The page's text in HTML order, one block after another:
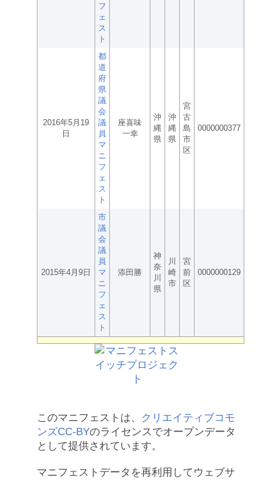
フ
ェ
ス
ト
2016年5月19
日
都
道
府
県
議
会
議
員
マ
ニ
フ
ェ
ス
ト
座喜味
一幸
沖
縄
県
沖
縄
県
宮
古
島
市
区
0000000377
2015年4月9日
市
議
会
議
員
マ
ニ
フ
ェ
ス
ト
添田勝
神
奈
川
県
川
崎
市
宮
前
区
0000000129
このマニフェストは、
クリエイティブコモ
ンズCC-BYのライセンスでオープンデータ
として提供されています。
マニフェストデータを再利用してウェブサ